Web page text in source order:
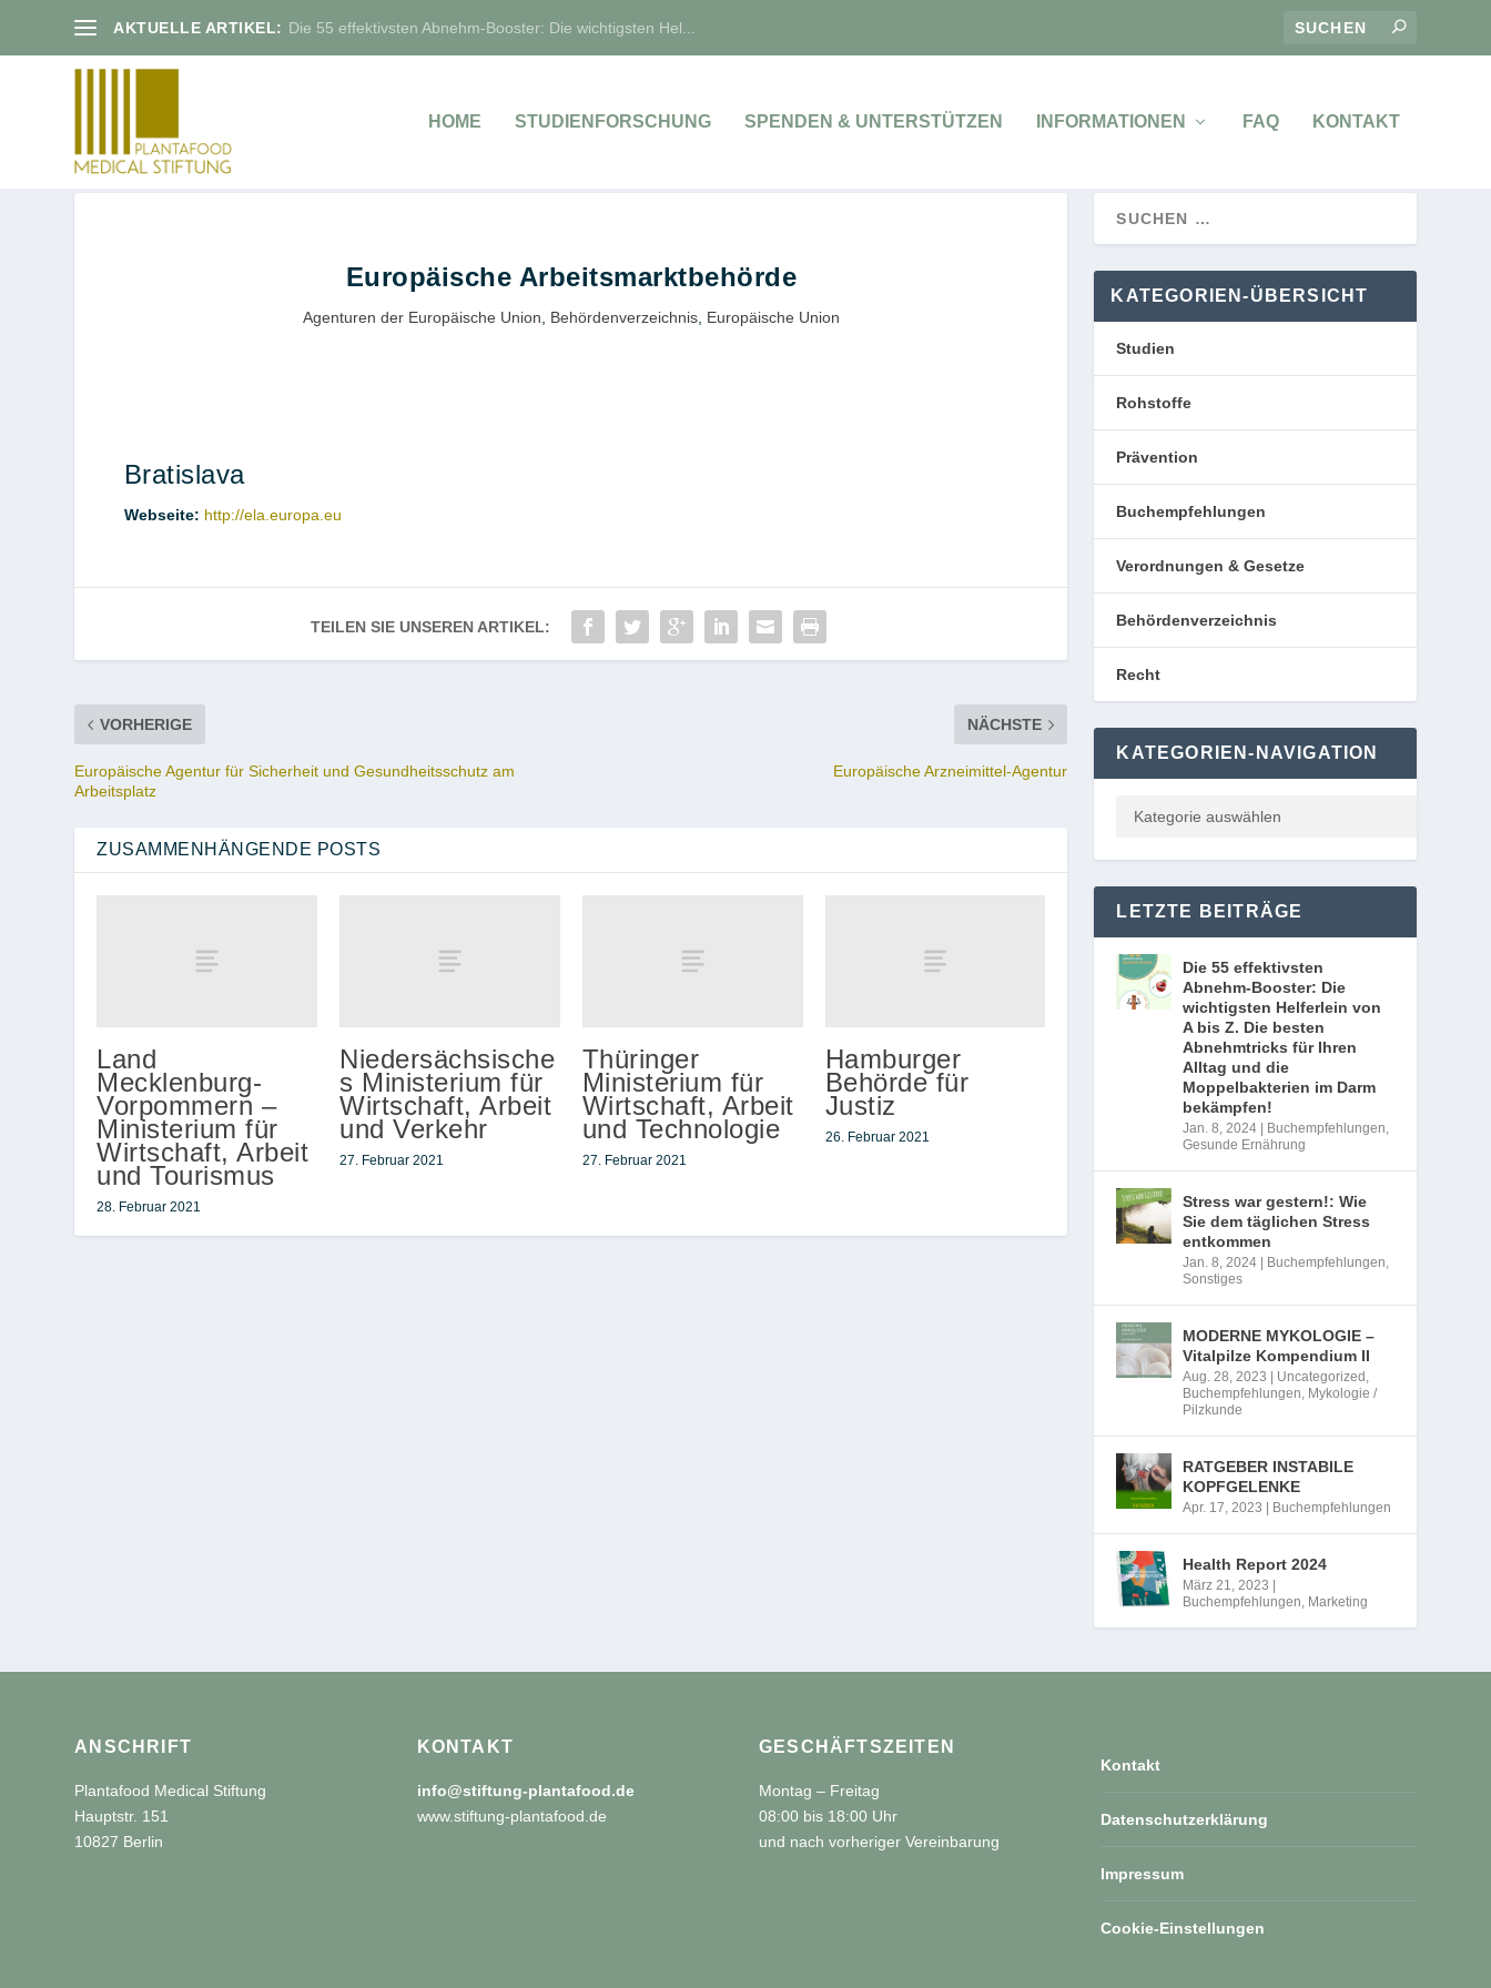
AKTUELLE ARTIKEL: Die 55 effektivsten Abnehm-Booster: Die wichtigsten Hel...
HOME STUDIENFORSCHUNG SPENDEN & UNTERSTÜTZEN INFORMATIONEN FAQ KONTAKT
Europäische Arbeitsmarktbehörde
Agenturen der Europäische Union Behördenverzeichnis, Europäische Union
Bratislava
Webseite: http://ela.europa.eu
TEILEN SIE UNSEREN ARTIKEL:
VORHERIGE
Europäische Agentur für Sicherheit und Gesundheitsschutz am
Arbeitsplatz
NÄCHSTE
Europäische Arzneimittel-Agentur
ZUSAMMENHÄNGENDE POSTS
Land
Mecklenburg-
Vorpommern –
Ministerium für
Wirtschaft, Arbeit
und Tourismus
28. Februar 2021
Niedersächsische
s Ministerium für
Wirtschaft, Arbeit
und Verkehr
27. Februar 2021
Thüringer
Ministerium für
Wirtschaft, Arbeit
und Technologie
27. Februar 2021
Hamburger
Behörde für
Justiz
26. Februar 2021
KATEGORIEN-ÜBERSICHT
Studien
Rohstoffe
Prävention
Buchempfehlungen
Verordnungen & Gesetze
Behördenverzeichnis
Recht
KATEGORIEN-NAVIGATION
LETZTE BEITRÄGE
Die 55 effektivsten
Abnehm-Booster: Die
wichtigsten Helferlein von
A bis Z. Die besten
Abnehmtricks für Ihren
Alltag und die
Moppelbakterien im Darm
bekämpfen!
Jan. 8, 2024 | Buchempfehlungen,
Gesunde Ernährung
Stress war gestern!: Wie
Sie dem täglichen Stress
entkommen
Jan. 8, 2024 | Buchempfehlungen,
Sonstiges
MODERNE MYKOLOGIE –
Vitalpilze Kompendium II
Aug. 28, 2023 | Uncategorized,
Buchempfehlungen, Mykologie /
Pilzkunde
RATGEBER INSTABILE
KOPFGELENKE
Apr. 17, 2023 | Buchempfehlungen
Health Report 2024
März 21, 2023 |
Buchempfehlungen, Marketing
ANSCHRIFT
Plantafood Medical Stiftung
Hauptstr. 151
10827 Berlin
KONTAKT
info@stiftung-plantafood.de
www.stiftung-plantafood.de
GESCHÄFTSZEITEN
Montag – Freitag
08:00 bis 18:00 Uhr
und nach vorheriger Vereinbarung
Kontakt
Datenschutzerklärung
Impressum
Cookie-Einstellungen